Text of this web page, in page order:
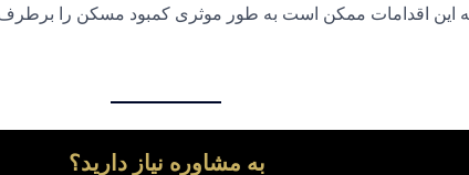
این اقدامات ممکن است به طور موثری کمبود مسکن را
به مشاوره نیاز دارید؟